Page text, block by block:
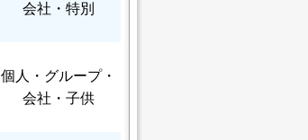
会社・特別
個人
・グループ・
会社・子供